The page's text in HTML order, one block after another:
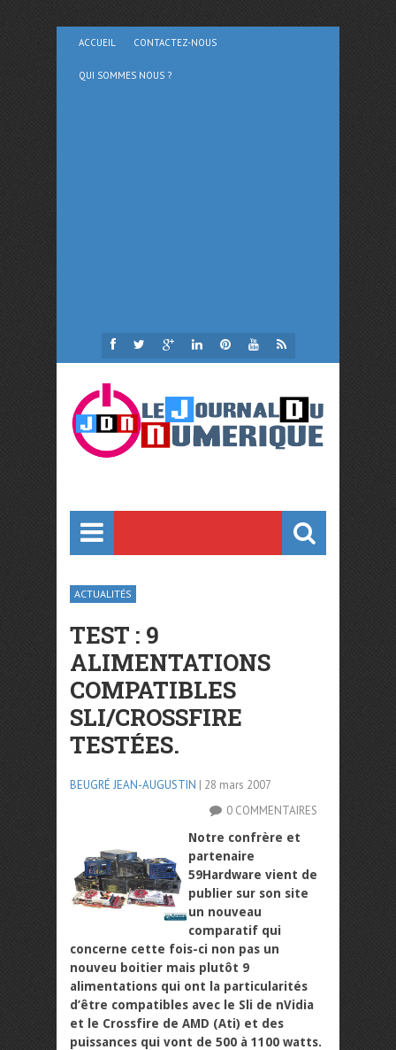
ACCUEIL CONTACTEZ-NOUS
QUI SOMMES NOUS ?
ACTUALITÉS
TEST : 9
ALIMENTATIONS
COMPATIBLES
SLI/CROSSFIRE
TESTÉES.
BEUGRÉ JEAN-AUGUSTIN | 28 mars 2007
0 COMMENTAIRES
Notre confrère et
partenaire
59Hardware vient de
publier sur son site
un nouveau
comparatif qui
concerne cette fois-ci non pas un
nouveu boitier mais plutôt 9
alimentations qui ont la particularités
d’être compatibles avec le Sli de nVidia
et le Crossfire de AMD (Ati) et des
puissances qui vont de 500 à 1100 watts.